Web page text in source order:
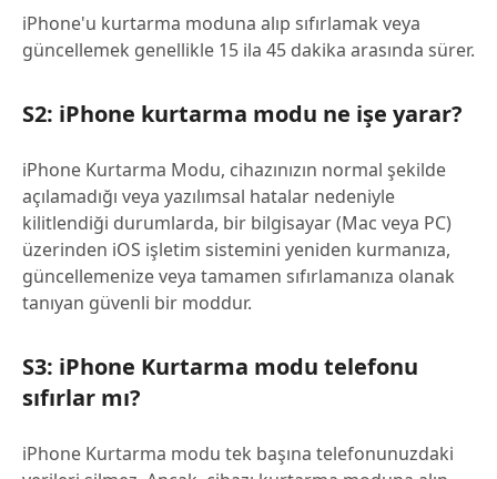
iPhone'u kurtarma moduna alıp sıfırlamak veya
güncellemek genellikle 15 ila 45 dakika arasında sürer.
S2: iPhone kurtarma modu ne işe yarar?
iPhone Kurtarma Modu, cihazınızın normal şekilde
açılamadığı veya yazılımsal hatalar nedeniyle
kilitlendiği durumlarda, bir bilgisayar (Mac veya PC)
üzerinden iOS işletim sistemini yeniden kurmanıza,
güncellemenize veya tamamen sıfırlamanıza olanak
tanıyan güvenli bir moddur.
S3: iPhone Kurtarma modu telefonu
sıfırlar mı?
iPhone Kurtarma modu tek başına telefonunuzdaki